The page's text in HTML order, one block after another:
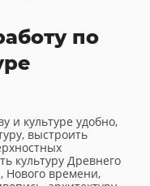
по
и культуре удобно,
выстроить
культуру Древнего
Нового времени,